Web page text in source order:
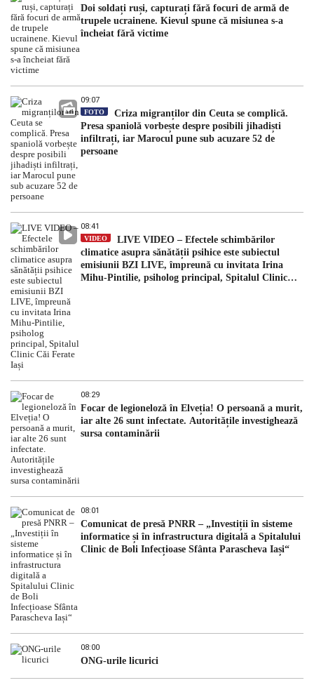
Doi soldați ruși, capturați fără focuri de armă de
trupele ucrainene. Kievul spune că misiunea s-a
încheiat fără victime
09:07
FOTO
Criza migranților din Ceuta se complică.
Presa spaniolă vorbește despre posibili jihadiști
infiltrați, iar Marocul pune sub acuzare 52 de
persoane
08:41
VIDEO
LIVE VIDEO – Efectele schimbărilor
climatice asupra sănătății psihice este subiectul
emisiunii BZI LIVE, împreună cu invitata Irina
Mihu-Pintilie, psiholog principal, Spitalul Clinic
08:29
Focar de legioneloză în Elveția! O persoană a murit,
iar alte 26 sunt infectate. Autoritățile investighează
sursa contaminării
08:01
Comunicat de presă PNRR – „Investiții în sisteme
informatice și în infrastructura digitală a Spitalului
Clinic de Boli Infecțioase Sfânta Parascheva Iași“
08:00
ONG-urile licurici